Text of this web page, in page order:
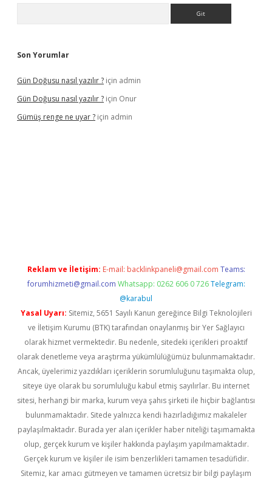
Son Yorumlar
Gün Doğusu nasıl yazılır ? için admin
Gün Doğusu nasıl yazılır ? için Onur
Gümüş renge ne uyar ? için admin
Reklam ve İletişim: E-mail: backlinkpaneli@gmail.com Teams:
forumhizmeti@gmail.com Whatsapp: 0262 606 0 726 Telegram:
@karabul
Yasal Uyarı: Sitemiz, 5651 Sayılı Kanun gereğince Bilgi Teknolojileri
ve İletişim Kurumu (BTK) tarafından onaylanmış bir Yer Sağlayıcı
olarak hizmet vermektedir. Bu nedenle, sitedeki içerikleri proaktif
olarak denetleme veya araştırma yükümlülüğümüz bulunmamaktadır.
Ancak, üyelerimiz yazdıkları içeriklerin sorumluluğunu taşımakta olup,
siteye üye olarak bu sorumluluğu kabul etmiş sayılırlar. Bu internet
sitesi, herhangi bir marka, kurum veya şahıs şirketi ile hiçbir bağlantısı
bulunmamaktadır. Sitede yalnızca kendi hazırladığımız makaleler
paylaşılmaktadır. Burada yer alan içerikler haber niteliği taşımamakta
olup, gerçek kurum ve kişiler hakkında paylaşım yapılmamaktadır.
Gerçek kurum ve kişiler ile isim benzerlikleri tamamen tesadüfidir.
Sitemiz, kar amacı gütmeyen ve tamamen ücretsiz bir bilgi paylaşım